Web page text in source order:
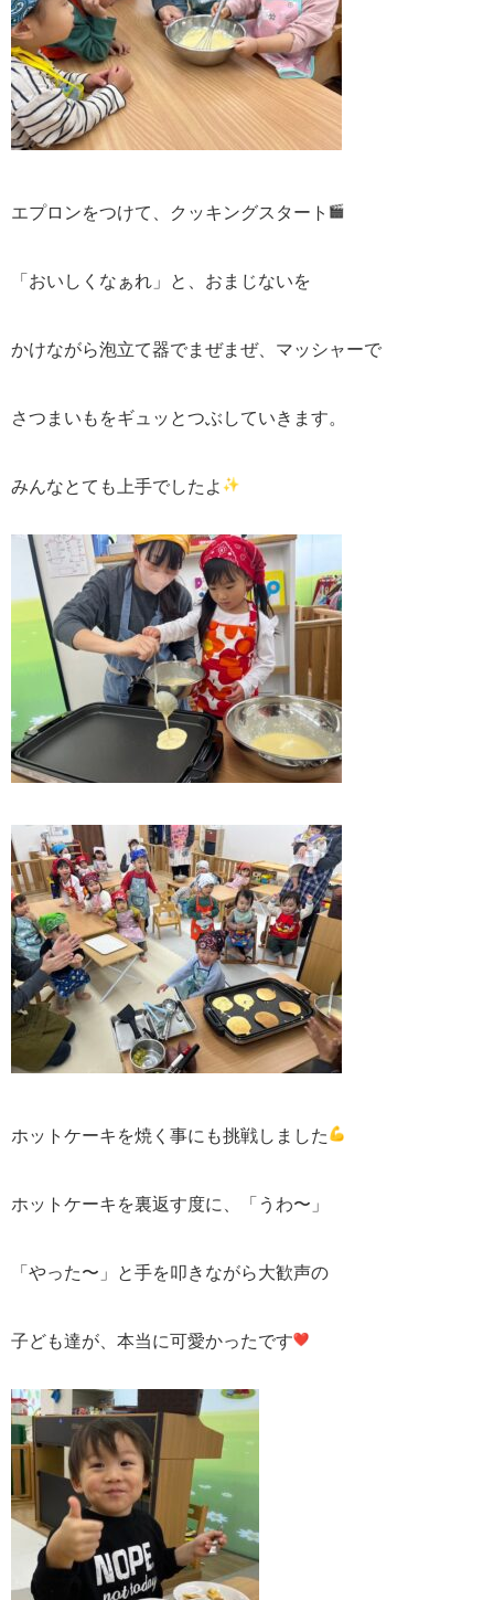
エプロンをつけて、クッキングスタート
「おいしくなぁれ」と、 おまじないを
かけながら泡立て器でまぜまぜ、 マッシャーで
さつまいもをギュッとつぶしていきます。
みんなとても上手でしたよ
ホットケーキを焼く事にも挑戦しました
ホットケーキを裏返す度に、「うわ〜」
「やった〜」 と手を叩きながら大歓声の
子ども達が、本当に可愛かったです